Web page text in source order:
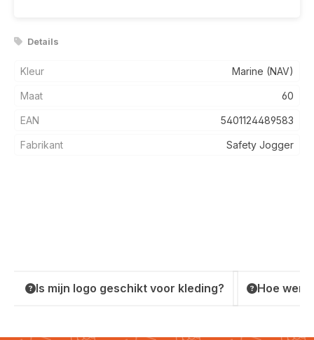
Details
Kleur Marine (NAV)
Maat 60
EAN 5401124489583
Fabrikant Safety Jogger
Is mijn logo geschikt voor kleding? Hoe